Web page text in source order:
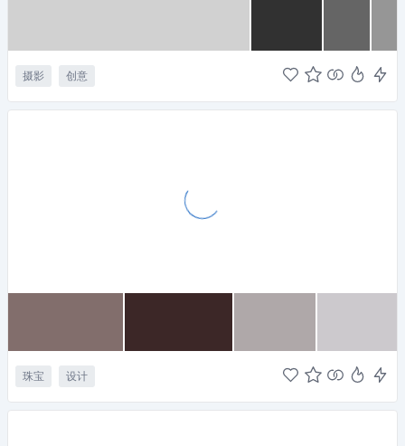
摄影 创意
珠宝 设计